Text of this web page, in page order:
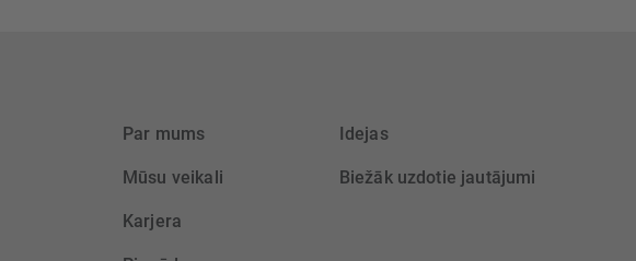
Par mums
Mūsu veikali
Karjera
Idejas
Biežāk uzdotie jautājumi